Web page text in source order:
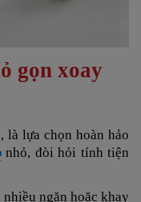
gọn xoay
là lựa chọn hoàn hảo
nhỏ, đòi hỏi tính tiện
ngăn hoặc khay